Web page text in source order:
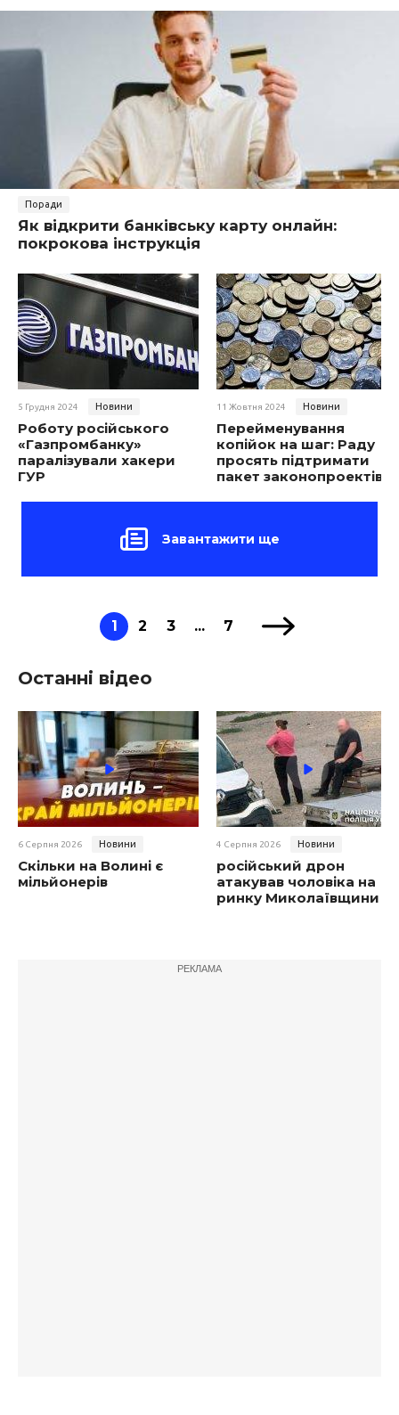
Поради
Як відкрити банківську карту онлайн:
покрокова інструкція
5 Грудня 2024 Новини
Роботу російського
«Газпромбанку»
паралізували хакери
ГУР
11 Жовтня 2024 Новини
Перейменування
копійок на шаг: Раду
просять підтримати
пакет законопроектів
Завантажити ще
1 2 3 ... 7
Останні відео
6 Серпня 2026 Новини
Скільки на Волині є
мільйонерів
4 Серпня 2026 Новини
російський дрон
атакував чоловіка на
ринку Миколаївщини
РЕКЛАМА